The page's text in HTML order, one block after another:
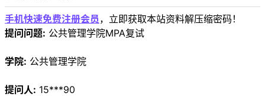
手机快速免费注册会员 ，立即获取本站资料解压缩密码！
提问问题: 公共管理学院MPA复试
学院: 公共管理学院
提问人: 15***90